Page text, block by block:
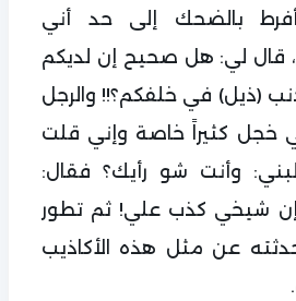
بالضحك إلى حد أني
لي: هل صحيح إن لديكم
(ذيل) في خلفكم؟!! والرجل
خجل كثيراً خاصة وإني قلت
وأنت شو رأيك؟ فقال:
إن شيخي كذب علي! ثم تطور
عن مثل هذه الأكاذيب